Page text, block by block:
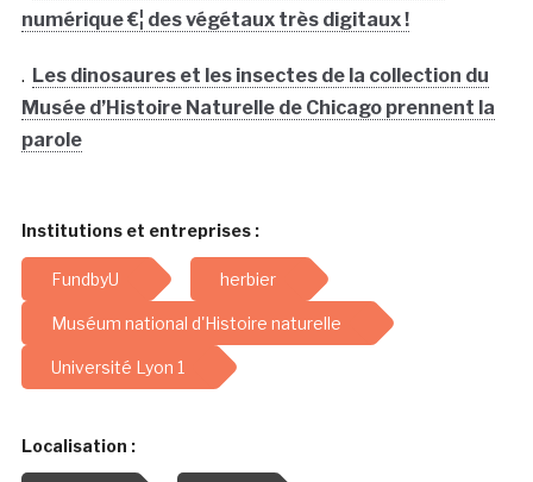
numérique €¦ des végétaux très digitaux !
. Les dinosaures et les insectes de la collection du
Musée d’Histoire Naturelle de Chicago prennent la
parole
Institutions et entreprises :
FundbyU herbier
Muséum national d'Histoire naturelle
Université Lyon 1
Localisation :